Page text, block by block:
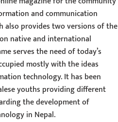
and communication
also provides two versions of the
native and international
serves the need of today’s
mostly with the ideas
technology. It has been
youths providing different
the development of
in Nepal.